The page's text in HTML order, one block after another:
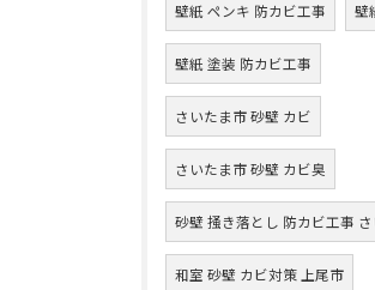
壁紙 ペンキ 防カビ工事 壁
壁紙 塗装 防カビ工事
さいたま市 砂壁 カビ
さいたま市 砂壁 カビ臭
砂壁 掻き落とし 防カビ工事
和室 砂壁 カビ対策 上尾市